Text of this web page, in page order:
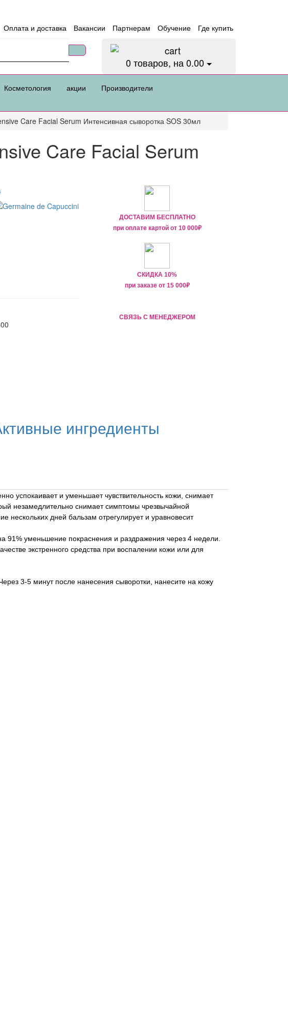
Оплата и доставка Вакансии Партнерам Обучение Где купить
0товаров, на 0.00
Косметология акции Производители
Care Facial Serum Интенсивная сыворотка SOS 30мл
Care Facial Serum
ДОСТАВИМ БЕСПЛАТНО
при оплате картой от 10 000₽
СКИДКА 10%
при заказе от 15 000₽
СВЯЗЬ С МЕНЕДЖЕРОМ
ингредиенты
успокаивает и уменьшает чувствительность кожи, снимает
незамедлительно снимает симптомы чрезвычайной
нескольких дней бальзам отрегулирует и уравновесит
91% уменьшение покраснения и раздражения через 4 недели.
экстренного средства при воспалении кожи или для
3-5 минут после нанесения сыворотки, нанесите на кожу